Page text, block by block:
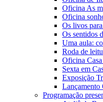
Oficina As
Oficina
Os livos
Os sentidos
Uma aula:
Roda de
Oficina Casa
Sexta em
Exposição
Lançamento
Programação